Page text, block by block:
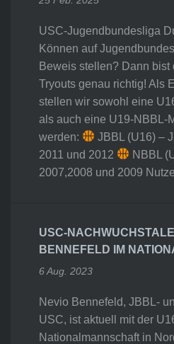
USC-Jugendbundesliga
Können auf
Beweis stellen? Dann bist
Tryouts genau richtig! Als
stellen wir sowohl eine
als auch eine U19-NBBL-
werden:
JBBL (U16) –
2011 und 2012
NBBL
2007,2008 und 2009
USC-
BENNEFELD IM
6 Aug. 2023
Nevio Bennefeld, JBBL-
USC, ist aktuell mit der
Nationalmannschaft in